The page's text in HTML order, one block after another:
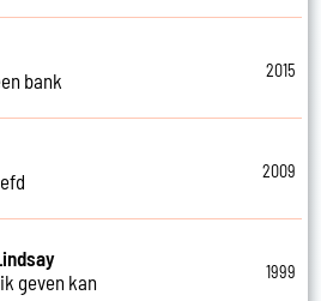
bank
2015
2009
geven kan
1999